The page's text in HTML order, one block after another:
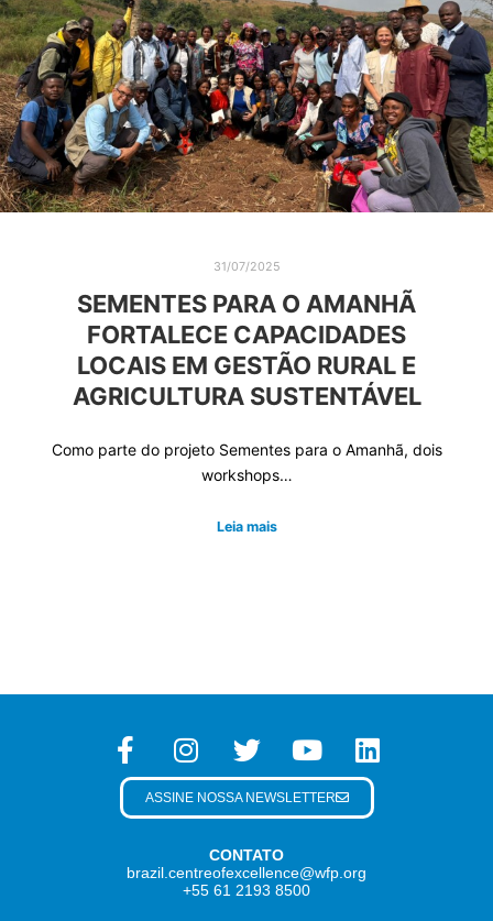
31/07/2025
SEMENTES PARA O AMANHÃ
FORTALECE CAPACIDADES
LOCAIS EM GESTÃO RURAL E
AGRICULTURA SUSTENTÁVEL
Como parte do projeto Sementes para o Amanhã, dois
workshops…
Leia mais
CONTATO
brazil.centreofexcellence@wfp.org
+55 61 2193 8500
ASSINE NOSSA NEWSLETTER